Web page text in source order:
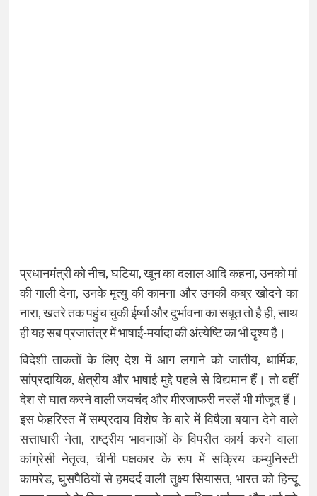
प्रधानमंत्री को नीच, घटिया, खून का दलाल आदि कहना, उनको मां
की गाली देना, उनके मृत्यु की कामना और उनकी कब्र खोदने का
नारा, खतरे तक पहुंच चुकी ईर्ष्या और दुर्भावना का सबूत तो है ही, साथ
ही यह सब प्रजातंत्र में भाषाई-मर्यादा की अंत्येष्टि का भी दृश्य है।
विदेशी ताकतों के लिए देश में आग लगाने को जातीय, धार्मिक,
सांप्रदायिक, क्षेत्रीय और भाषाई मुद्दे पहले से विद्यमान हैं। तो वहीं
देश से घात करने वाली जयचंद और मीरजाफरी नस्लें भी मौजूद हैं।
इस फेहरिस्त में सम्प्रदाय विशेष के बारे में विषैला बयान देने वाले
सत्ताधारी नेता, राष्ट्रीय भावनाओं के विपरीत कार्य करने वाला
कांग्रेसी नेतृत्व, चीनी पक्षकार के रूप में सक्रिय कम्युनिस्टी
कामरेड, घुसपैठियों से हमदर्द वाली तुक्ष्य सियासत, भारत को हिन्दू